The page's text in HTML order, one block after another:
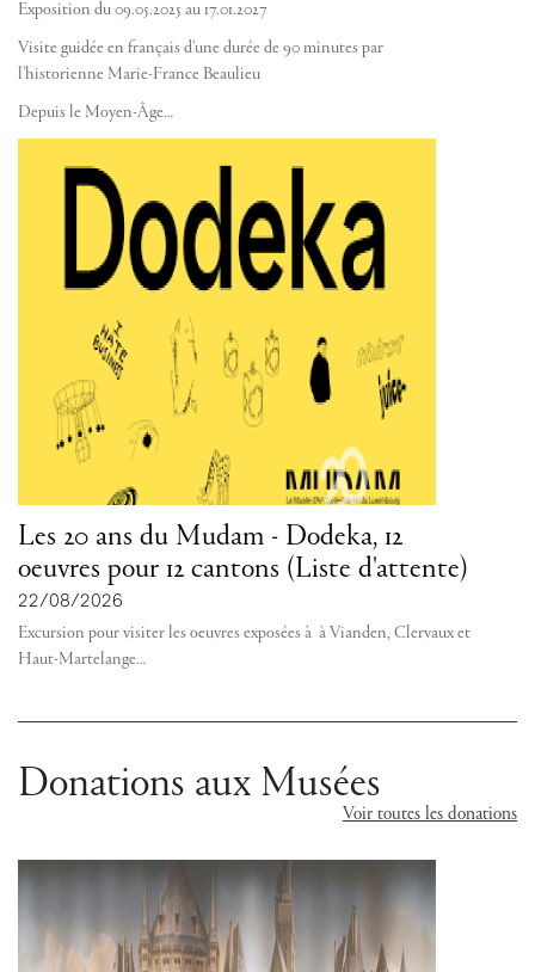
Exposition du 09.05.2025 au 17.01.2027
Visite guidée en français d'une durée de 90 minutes par
l'historienne Marie-France Beaulieu
Depuis le Moyen-Âge…
Les 20 ans du Mudam - Dodeka, 12
oeuvres pour 12 cantons (Liste d'attente)
22/08/2026
Excursion pour visiter les oeuvres exposées à à Vianden, Clervaux et
Haut-Martelange…
Donations aux Musées
Voir toutes les donations